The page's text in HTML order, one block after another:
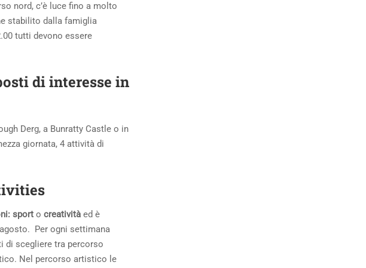
nord, c’è luce fino a molto
stabilito dalla famiglia
tutti devono essere
di interesse in
Derg, a Bunratty Castle o in
giornata, 4 attività di
sport o creatività ed è
Per ogni settimana
di scegliere tra percorso
Nel percorso artistico le